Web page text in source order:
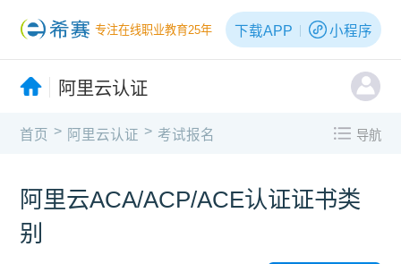
专注在线职业教育25年 下载APP 小程序
阿里云认证
首页 > 阿里云认证 > 考试报名 导航
阿里云ACA/ACP/ACE认证证书类
别